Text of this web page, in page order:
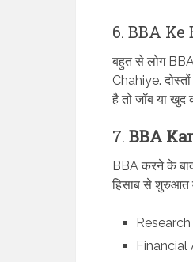
6. BBA Ke
बहुत से लोग
Chahiye.
है तो जॉब या
7. BBA
BBA करने के
हिसाब से
Financial